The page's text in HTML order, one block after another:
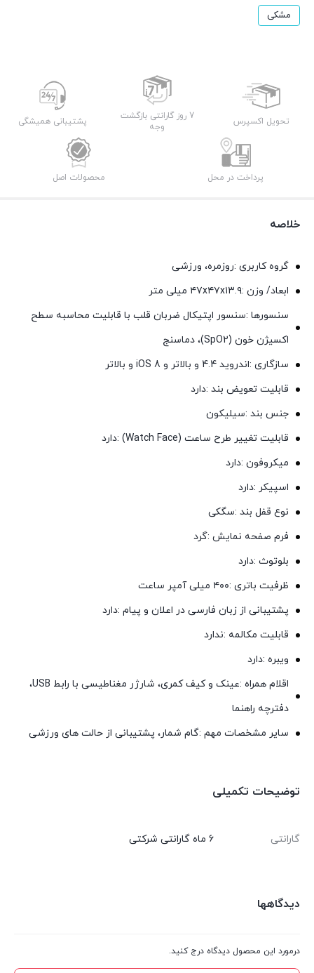
مشکی
تحویل اکسپرس
7 روز گارانتی بازگشت
وجه
پشتیبانی همیشگی
پرداخت در محل محصولات اصل
خلاصه
گروه کاربری :روزمره، ورزشی
ابعاد/ وزن :۴۷x۴۷x۱۳.۹ میلی‌ متر
سنسورها :سنسور اپتیکال ضربان قلب با قابلیت محاسبه سطح
اکسیژن خون (SpO2)، دماسنج
سازگاری :اندروید 4.4 و بالاتر و iOS 8 و بالاتر
قابلیت تعویض بند :دارد
جنس بند :سیلیکون
قابلیت تغییر طرح ساعت (Watch Face) :دارد
میکروفون :دارد
اسپیکر :دارد
نوع قفل بند :سگکی
فرم صفحه نمایش :گرد
بلوتوث :دارد
ظرفیت باتری :۴۰۰ میلی آمپر ساعت
پشتیبانی از زبان فارسی در اعلان و پیام :دارد
قابلیت مکالمه :ندارد
ویبره :دارد
اقلام همراه :عینک و کیف کمری، شارژر مغناطیسی با رابط USB،
دفترچه راهنما
سایر مشخصات مهم :گام شمار، پشتیبانی از حالت های ورزشی
توضیحات تکمیلی
گارانتی 6 ماه گارانتی شرکتی
دیدگاهها
درمورد این محصول دیدگاه درج کنید.